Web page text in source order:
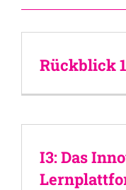
Rückblick
I3: Das